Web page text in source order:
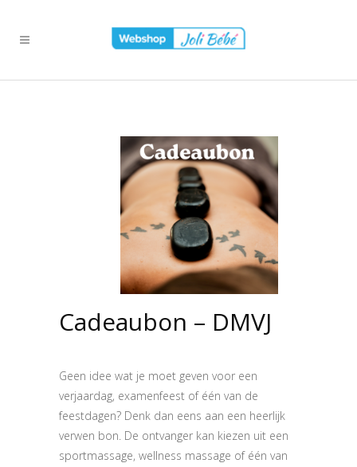
Cadeaubon – DMVJ
Geen idee wat je moet geven voor een
verjaardag, examenfeest of één van de
feestdagen? Denk dan eens aan een heerlijk
verwen bon. De ontvanger kan kiezen uit een
sportmassage, wellness massage of één van